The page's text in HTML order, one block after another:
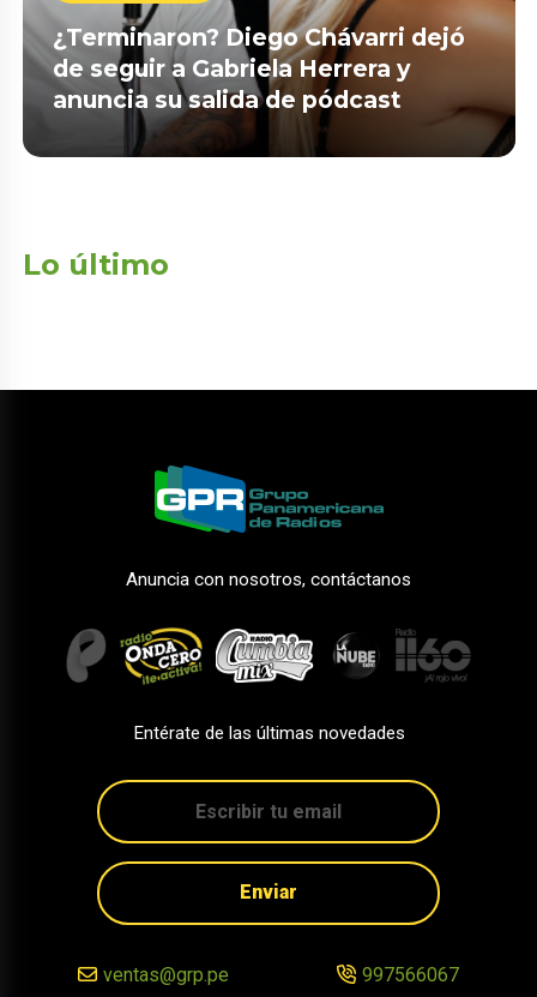
¿Terminaron? Diego Chávarri dejó
de seguir a Gabriela Herrera y
anuncia su salida de pódcast
Lo último
Anuncia con nosotros, contáctanos
Entérate de las últimas novedades
Enviar
ventas@grp.pe 997566067